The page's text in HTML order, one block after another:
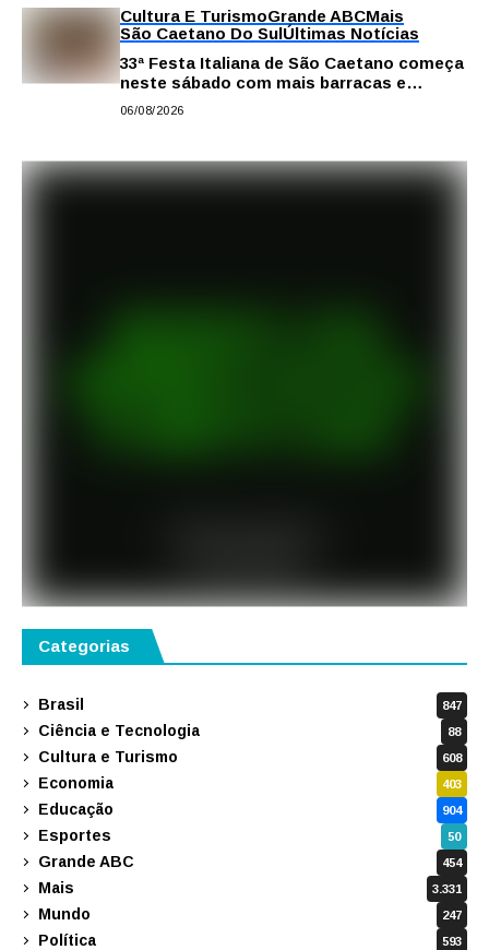
Cultura E TurismoGrande ABCMais
São Caetano Do SulÚltimas Notícias
33ª Festa Italiana de São Caetano começa
neste sábado com mais barracas e
novidades em decoração e atrações
06/08/2026
Categorias
Brasil 847
Ciência e Tecnologia 88
Cultura e Turismo 608
Economia 403
Educação 904
Esportes 50
Grande ABC 454
Mais 3.331
Mundo 247
Política 593